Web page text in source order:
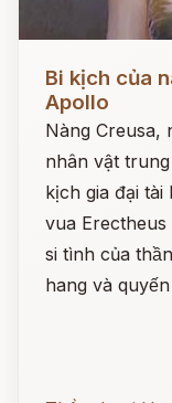
Bi kịch của
Apollo
Nàng Creusa,
nhân vật
kịch gia đại tài
vua
si tình của
hang và